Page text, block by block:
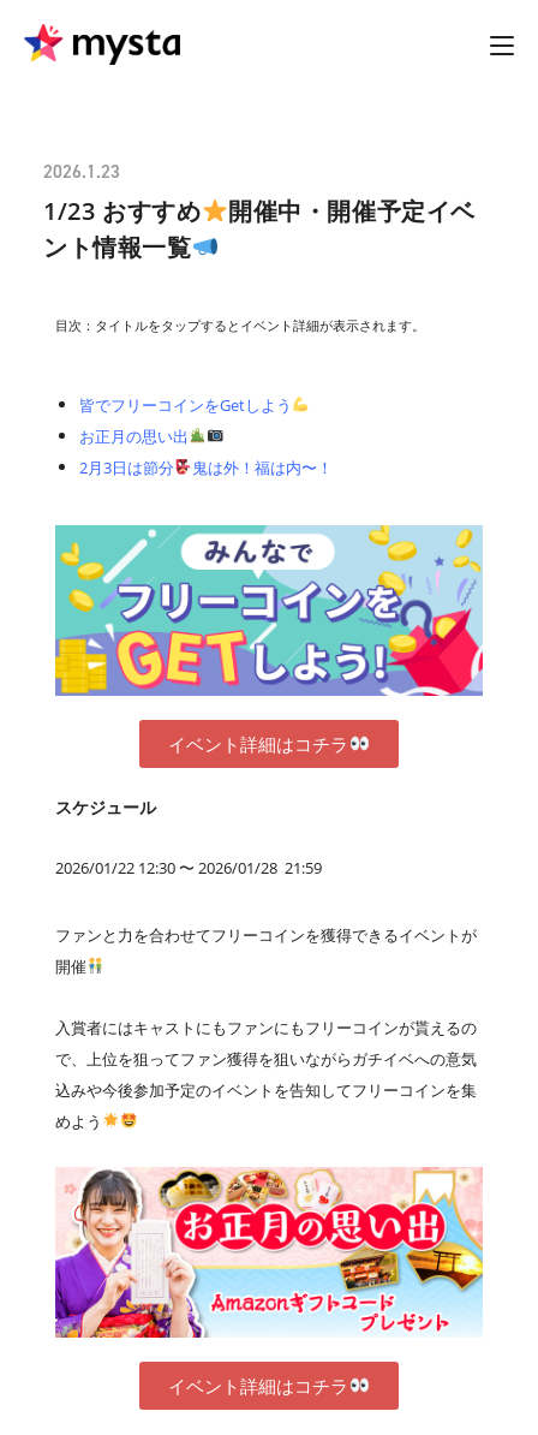
2026.1.23
1/23 おすすめ
開催中・開催予定イベ
ント情報一覧
目次：タイトルをタップするとイベント詳細が表示されます。
皆でフリーコインをGetしよう
お正月の思い出
2月3日は節分
鬼は外！福は内〜！
イベント詳細はコチラ
スケジュール
2026/01/22 12:30 〜 2026/01/28 21:59
ファンと力を合わせてフリーコインを獲得できるイベントが
開催
入賞者にはキャストにもファンにもフリーコインが貰えるの
で、上位を狙ってファン獲得を狙いながらガチイベへの意気
込みや今後参加予定のイベントを告知してフリーコインを集
めよう
イベント詳細はコチラ